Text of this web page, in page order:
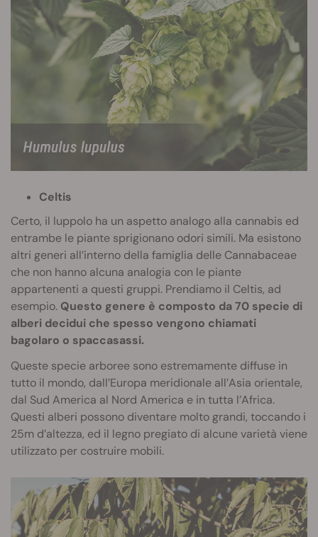
Celtis
Certo, il luppolo ha un aspetto analogo alla cannabis ed
entrambe le piante sprigionano odori simili. Ma esistono
altri generi all’interno della famiglia delle Cannabaceae
che non hanno alcuna analogia con le piante
appartenenti a questi gruppi. Prendiamo il Celtis, ad
esempio. Questo genere è composto da 70 specie di
alberi decidui che spesso vengono chiamati
bagolaro o spaccasassi.
Queste specie arboree sono estremamente diffuse in
tutto il mondo, dall’Europa meridionale all’Asia orientale,
dal Sud America al Nord America e in tutta l’Africa.
Questi alberi possono diventare molto grandi, toccando i
25m d’altezza, ed il legno pregiato di alcune varietà viene
utilizzato per costruire mobili.